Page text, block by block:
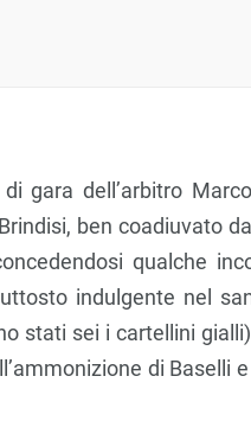
gara dell’arbitro
ben coadiuvato
qualche
indulgente nel
stati sei i cartellini
di Baselli